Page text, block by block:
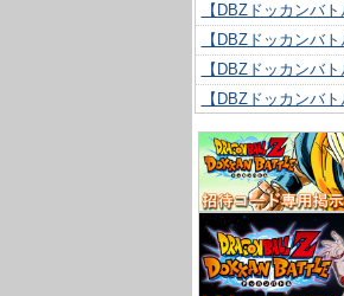
【DBZドッカンバ
【DBZドッカンバ
【DBZドッカンバ
【DBZドッカンバ
【DBZドッカンバト
【DBZドッカンバ
【DBZドッカンバト